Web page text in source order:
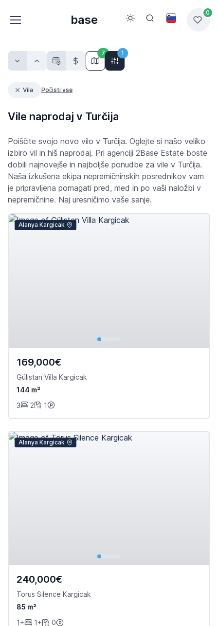
base
0
7 1
Vila Počisti vse
Vile naprodaj v Turčija
Poiščite svojo novo vilo v Turčija. Oglejte si našo veliko
izbiro vil in hiš naprodaj. Pri agenciji 2Base Estate boste
dobili najnovejše in najboljše ponudbe za vile v Turčija.
Naša izkušena ekipa nepremičninskih posrednikov vam
je pripravljena pomagati pred, med in po vaši naložbi v
nepremičnine. Naj uresničimo vaše sanje.
Alanya Kargicak
169,000€
Gülistan Villa Kargicak
144 m²
3
2 1
Alanya Kargicak
240,000€
Torus Silence Kargicak
85 m²
1+
1+ 0